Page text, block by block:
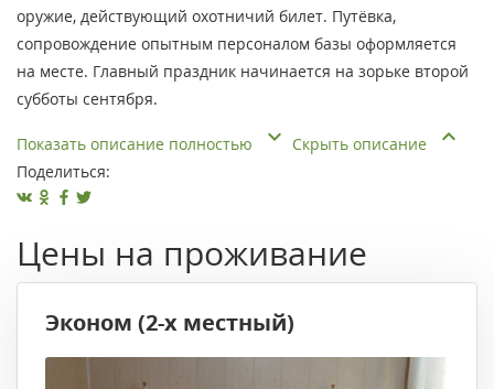
оружие, действующий охотничий билет. Путёвка,
сопровождение опытным персоналом базы оформляется
на месте. Главный праздник начинается на зорьке второй
субботы сентября.
Показать описание полностью
Скрыть описание
Поделиться:
Цены на проживание
Эконом (2-х местный)